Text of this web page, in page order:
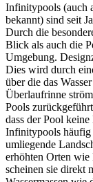
Infinitypools (auch
bekannt) sind seit
Durch die
Blick als auch die
Umgebung.
Dies wird durch
über die das
Überlaufrinne
Pools
dass der Pool
Infinitypools häufig
umliegende
erhöhten Orten
scheinen sie direkt